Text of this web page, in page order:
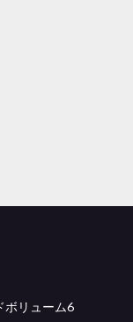
ボリューム6